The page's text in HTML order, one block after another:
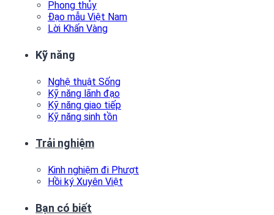
Phong thủy
Đạo mẫu Việt Nam
Lời Khấn Vàng
Kỹ năng
Nghệ thuật Sống
Kỹ năng lãnh đạo
Kỹ năng giao tiếp
Kỹ năng sinh tồn
Trải nghiệm
Kinh nghiệm đi Phượt
Hồi ký Xuyên Việt
Bạn có biết